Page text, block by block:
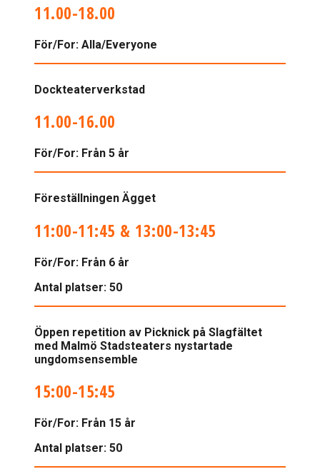
11.00-18.00
För/For: Alla/Everyone
Dockteaterverkstad
11.00-16.00
För/For: Från 5 år
Föreställningen Ägget
11:00-11:45 & 13:00-13:45
För/For: Från 6 år
Antal platser: 50
Öppen repetition av Picknick på Slagfältet
med Malmö Stadsteaters nystartade
ungdomsensemble
15:00-15:45
För/For: Från 15 år
Antal platser: 50